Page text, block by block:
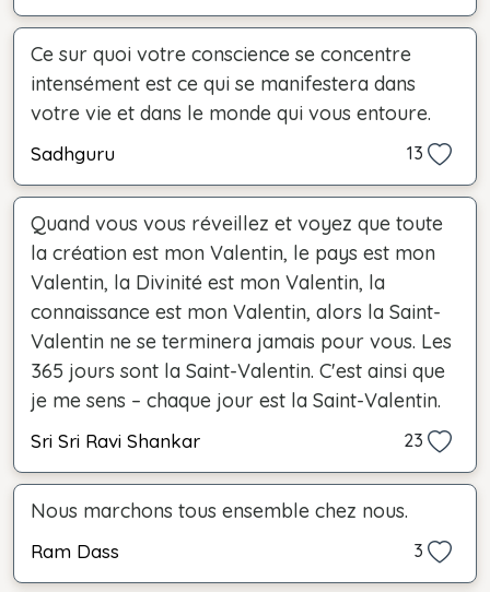
Ce sur quoi votre conscience se concentre
intensément est ce qui se manifestera dans
votre vie et dans le monde qui vous entoure.
Sadhguru 13
Quand vous vous réveillez et voyez que toute
la création est mon Valentin, le pays est mon
Valentin, la Divinité est mon Valentin, la
connaissance est mon Valentin, alors la Saint-
Valentin ne se terminera jamais pour vous. Les
365 jours sont la Saint-Valentin. C'est ainsi que
je me sens – chaque jour est la Saint-Valentin.
Sri Sri Ravi Shankar 23
Nous marchons tous ensemble chez nous.
Ram Dass 3